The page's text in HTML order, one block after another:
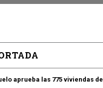
aprueba las 775 viviendas